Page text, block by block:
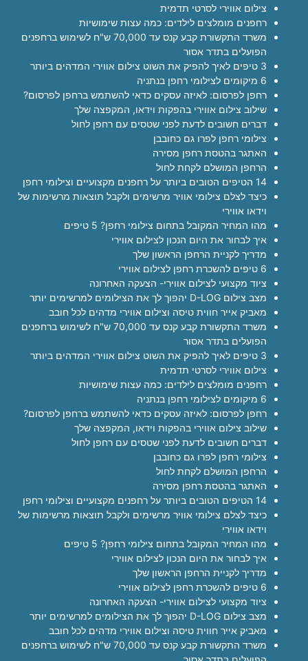
צילום אווירי לסרטי תדמית
רחפנים מומלצים לילדים: כמה עצות שימושיות
משרד התקשורת קבע קנס עד 70,000 ש"ח לשימוש ברחפנים
הפועלים בתדר אסור
3 טיפים לאיך להפיק את השוט צילום אווירי המדהים ביותר
6 מיקומים לצילומי רחפן בנתניה
רחפן לפרסום: לאיזה עסקים כדאי להשתמש ברחפן לפרסום?
שילוב צילום אווירי בהפקות וידאו, המקפצה שלך
דברים חשובים לדעת לפני שטסים עם רחפן לחול
צילומי רחפן לפרו גם כחובבן
האתגר בהטסת רחפן מסירה
הרחפן המושלם לקחת לחול
14 הטיפים הטובים ביותר על רחפנים מקצועיים וצילומי רחפן
כיצד לצלם צילומי אוויר מרשימים ולקבל תוצאות מרשימות של
וידאו אווירי
מהו המחיר המקובל בתחום צילומי רחפן? 5 טיפים
איך לבחור את היום הנכון לצילום אווירי
מדריך לקניית הרחפן הראשון שלך
6 טיפים להשכרת רחפן לצילום אווירי
ציוד מקצועי לצילום אווירי- הצעקה האחרונה
מצב צילום D-LOG יהפוך לך את הצילומים למרשימים יותר
מאביק אייר חווית טיסה וצילום אווירי מדהים לכל חובב
משרד התקשורת קבע קנס עד 70,000 ש"ח לשימוש ברחפנים
הפועלים בתדר אסור
3 טיפים לאיך להפיק את השוט צילום אווירי המדהים ביותר
צילום אווירי לסרטי תדמית
רחפנים מומלצים לילדים: כמה עצות שימושיות
6 מיקומים לצילומי רחפן בנתניה
רחפן לפרסום: לאיזה עסקים כדאי להשתמש ברחפן לפרסום?
שילוב צילום אווירי בהפקות וידאו, המקפצה שלך
דברים חשובים לדעת לפני שטסים עם רחפן לחול
צילומי רחפן לפרו גם כחובבן
הרחפן המושלם לקחת לחול
האתגר בהטסת רחפן מסירה
14 הטיפים הטובים ביותר על רחפנים מקצועיים וצילומי רחפן
כיצד לצלם צילומי אוויר מרשימים ולקבל תוצאות מרשימות של
וידאו אווירי
מהו המחיר המקובל בתחום צילומי רחפן? 5 טיפים
איך לבחור את היום הנכון לצילום אווירי
מדריך לקניית הרחפן הראשון שלך
6 טיפים להשכרת רחפן לצילום אווירי
ציוד מקצועי לצילום אווירי- הצעקה האחרונה
מצב צילום D-LOG יהפוך לך את הצילומים למרשימים יותר
מאביק אייר חווית טיסה וצילום אווירי מדהים לכל חובב
משרד התקשורת קבע קנס עד 70,000 ש"ח לשימוש ברחפנים